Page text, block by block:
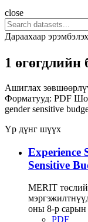
close
Дараахаар эрэмбэлэх
1 өгөгдлийн
Ашиглах
Форматууд: PDF
gender sensitive
Үр дүнг шүүх
Experience
Sensitive
MERIT
оны 8-р сарын
PDF